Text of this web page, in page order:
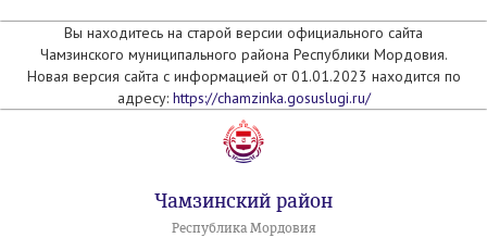
Вы находитесь на старой версии официального сайта
Чамзинского муниципального района Республики Мордовия.
Новая версия сайта с информацией от 01.01.2023 находится по
адресу: https://chamzinka.gosuslugi.ru/
Чамзинский район
Республика Мордовия